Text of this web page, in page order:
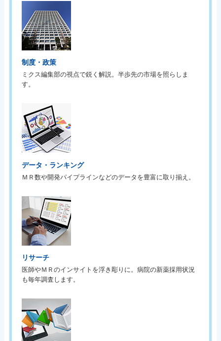
制度・政策
ミクス編集部の視点で鋭く解説。半歩先の市場を照らしま
す。
データ・ランキング
ＭＲ数や開発パイプラインなどのデータを豊富に取り揃え。
リサーチ
医師やＭＲのインサイトを浮き彫りに。病院の新薬採用状況
も毎年調査します。